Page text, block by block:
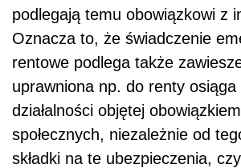
podlegają temu obowiązkowi z
Oznacza to, że świadczenie
rentowe podlega także
uprawniona np. do renty
działalności objętej
społecznych, niezależnie od
składki na te ubezpieczenia,